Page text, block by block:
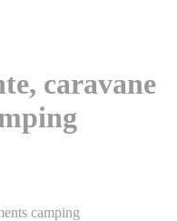
caravane
camping